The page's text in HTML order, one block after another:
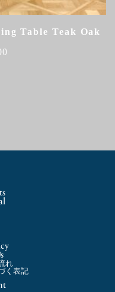
Table Teak Oak
れ
く表記